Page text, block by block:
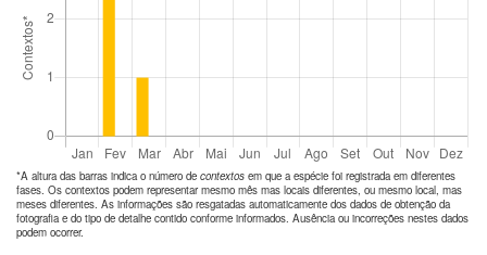
*A altura das barras indica o número de contextos em que a espécie foi registrada em diferentes
fases. Os contextos podem representar mesmo mês mas locais diferentes, ou mesmo local, mas
meses diferentes. As informações são resgatadas automaticamente dos dados de obtenção da
fotografia e do tipo de detalhe contido conforme informados. Ausência ou incorreções nestes dados
podem ocorrer.